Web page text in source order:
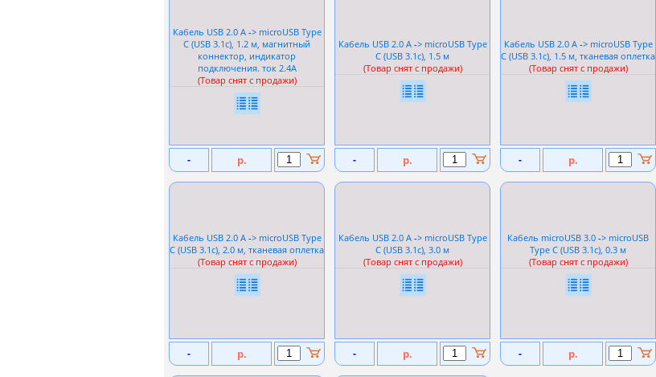
Кабель USB 2.0 A -> microUSB Type
C (USB 3.1c), 1.2 м, магнитный
коннектор, индикатор
подключения. ток 2.4А
(Товар снят с продажи)
- р.
Кабель USB 2.0 A -> microUSB Type
C (USB 3.1c), 1.5 м
(Товар снят с продажи)
- р.
Кабель USB 2.0 A -> microUSB Type
C (USB 3.1c), 1.5 м, тканевая оплетка
(Товар снят с продажи)
- р.
Кабель USB 2.0 A -> microUSB Type
C (USB 3.1c), 2.0 м, тканевая оплетка
(Товар снят с продажи)
- р.
Кабель USB 2.0 A -> microUSB Type
C (USB 3.1c), 3.0 м
(Товар снят с продажи)
- р.
Кабель microUSB 3.0 -> microUSB
Type C (USB 3.1c), 0.3 м
(Товар снят с продажи)
- р.